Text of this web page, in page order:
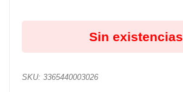
Sin existencias
SKU: 3365440003026